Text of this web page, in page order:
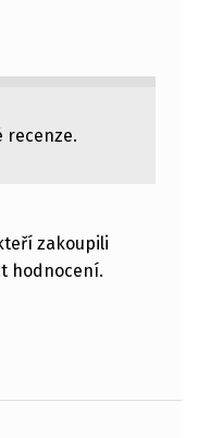
recenze.
zakoupili
hodnocení.